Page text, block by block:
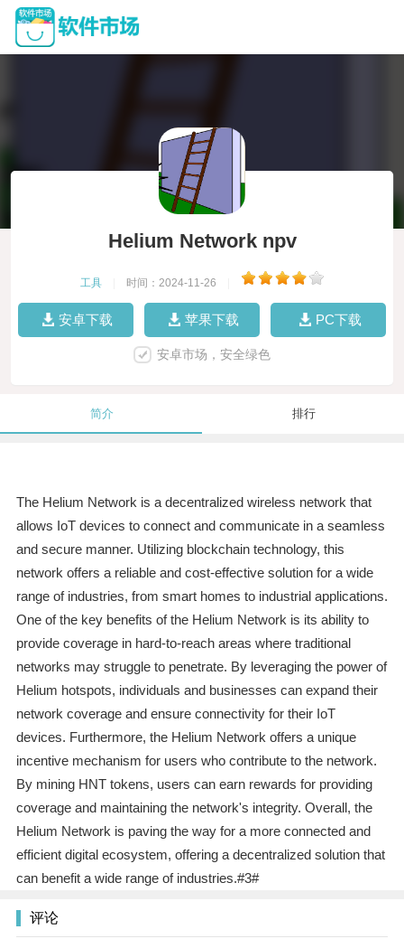
Helium Network npv
工具 时间：2024-11-26
安卓下载 苹果下载 PC下载
安卓市场，安全绿色
简介 排行
The Helium Network is a decentralized wireless network that
allows IoT devices to connect and communicate in a seamless
and secure manner. Utilizing blockchain technology, this
network offers a reliable and cost-effective solution for a wide
range of industries, from smart homes to industrial applications.
One of the key benefits of the Helium Network is its ability to
provide coverage in hard-to-reach areas where traditional
networks may struggle to penetrate. By leveraging the power of
Helium hotspots, individuals and businesses can expand their
network coverage and ensure connectivity for their IoT
devices. Furthermore, the Helium Network offers a unique
incentive mechanism for users who contribute to the network.
By mining HNT tokens, users can earn rewards for providing
coverage and maintaining the network's integrity. Overall, the
Helium Network is paving the way for a more connected and
efficient digital ecosystem, offering a decentralized solution that
can benefit a wide range of industries.#3#
评论